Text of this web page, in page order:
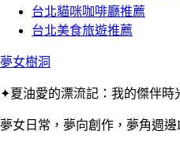
台北貓咪咖啡廳推薦
台北美食旅遊推薦
夢女樹洞
✦夏油愛的漂流記：我的傑伴時
夢女日常，夢向創作，夢角週